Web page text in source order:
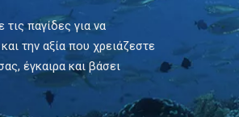
παγίδες για να
την αξία που χρειάζεστε
έγκαιρα και βάσει